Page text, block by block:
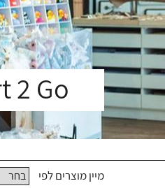
2 Go
מיין מוצרים לפי